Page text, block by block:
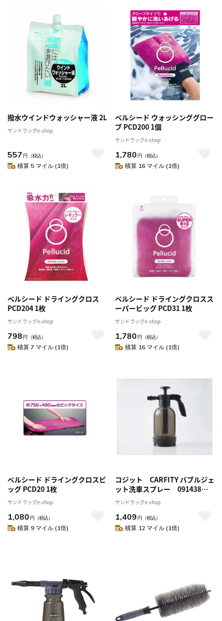
撥水ウインドウォッシャー液 2L
サンドラッグe-shop
557 円 （税込）
積算 5 マイル (1倍)
ペルシード ウォッシンググロー
ブ PCD200 1個
サンドラッグe-shop
1,780 円 （税込）
積算 16 マイル (1倍)
ペルシード ドライングクロス
PCD204 1枚
サンドラッグe-shop
798 円 （税込）
積算 7 マイル (1倍)
ペルシード ドライングクロスス
ーパービッグ PCD31 1枚
サンドラッグe-shop
1,780 円 （税込）
積算 16 マイル (1倍)
ペルシード ドライングクロスビ
ッグ PCD20 1枚
サンドラッグe-shop
1,080 円 （税込）
積算 9 マイル (1倍)
コジット CARFITY バブルジェ
ット洗車スプレー 091438
（約）2L
サンドラッグe-shop
1,409 円 （税込）
積算 12 マイル (1倍)